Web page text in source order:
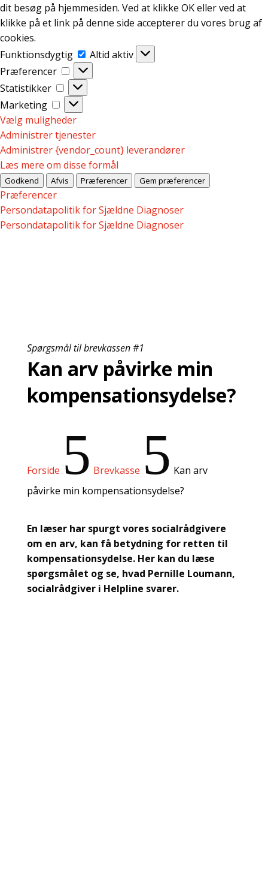
dit besøg på hjemmesiden. Ved at klikke OK eller ved at
klikke på et link på denne side accepterer du vores brug af
cookies.
Funktionsdygtig
Funktionsdygtig
Altid aktiv
Præferencer
Præferencer
Statistikker
Statistikker
Marketing
Marketing
Vælg muligheder
Administrer tjenester
Administrer {vendor_count} leverandører
Læs mere om disse formål
Godkend Afvis Præferencer Gem præferencer
Præferencer
Persondatapolitik for Sjældne Diagnoser
Persondatapolitik for Sjældne Diagnoser
Spørgsmål til brevkassen #1
Kan arv påvirke min
kompensationsydelse?
Forside 5 Brevkasse 5 Kan arv
påvirke min kompensationsydelse?
En læser har spurgt vores socialrådgivere
om en arv, kan få betydning for retten til
kompensationsydelse. Her kan du læse
spørgsmålet og se, hvad Pernille Loumann,
socialrådgiver i Helpline svarer.